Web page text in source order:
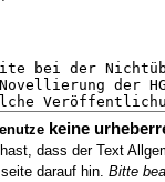
keine
dass der Text
darauf hin. Bitte